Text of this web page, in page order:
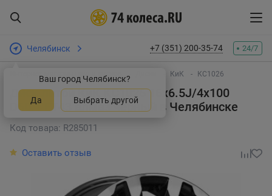
Челябинск
Ваш город Челябинск?
Да Выбрать другой
+7 (351) 200-35-74 24/7
Интернет-магазин шин и дисков КиК КС1026
Диск литой КиК KC1026 16x6.5J/4x100
D60.1 ET43 алмаз черный
в Челябинске
Код товара: R285011
Оставить отзыв